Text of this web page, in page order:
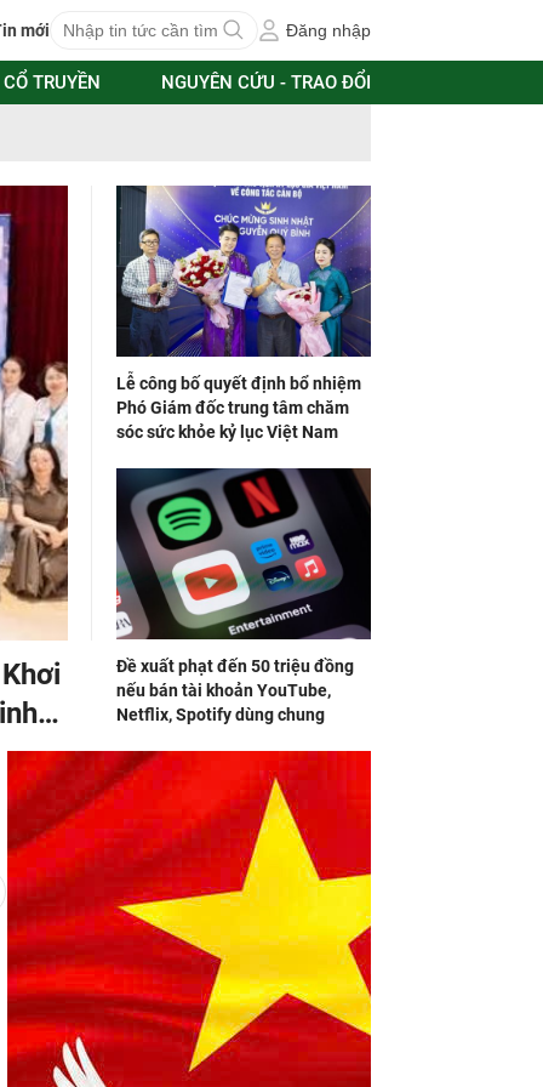
mới Đăng nhập
TRUYỀN NGUYÊN CỨU - TRAO ĐỔI
Lễ công bố quyết định bổ nhiệm
Phó Giám đốc trung tâm chăm
sóc sức khỏe kỷ lục Việt Nam
Đề xuất phạt đến 50 triệu đồng
nếu bán tài khoản YouTube,
Netflix, Spotify dùng chung
Dịch Ebola: Chính thức mở
đăng ký thử nghiệm lâm
sàng tại Cộng hòa Dân chủ
Congo